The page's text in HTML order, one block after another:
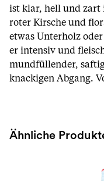
ist klar, hell und zart
roter Kirsche und
etwas Unterholz
er intensiv und
mundfüllender,
knackigen Abgang.
Ähnliche